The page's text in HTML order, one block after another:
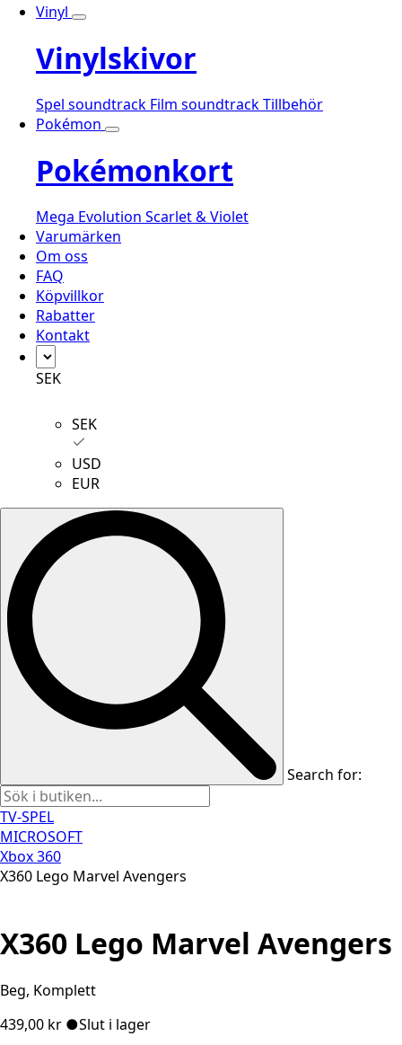
Vinyl
Vinylskivor
Spel soundtrack Film soundtrackTillbehör
Pokémon
Pokémonkort
Mega Evolution Scarlet & Violet
Varumärken
Om oss
FAQ
Köpvillkor
Rabatter
Kontakt
SEK
SEK
USD
EUR
Search for:
TV-SPEL
MICROSOFT
Xbox 360
X360 Lego Marvel Avengers
X360 Lego Marvel Avengers
Beg, Komplett
439,00 kr ●Slut i lager